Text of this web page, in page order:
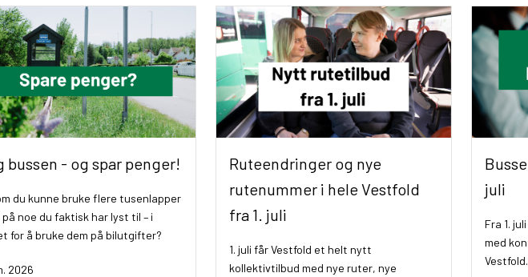
bussen - og spar penger!
du kunne bruke flere tusenlapper
noe du faktisk har lyst til – i
for å bruke dem på bilutgifter?
2026
Ruteendringer og nye
rutenummer i hele Vestfold
fra 1. juli
1. juli får Vestfold et helt nytt
kollektivtilbud med nye ruter, nye
juli
Fra 1.
med
Vestfold.